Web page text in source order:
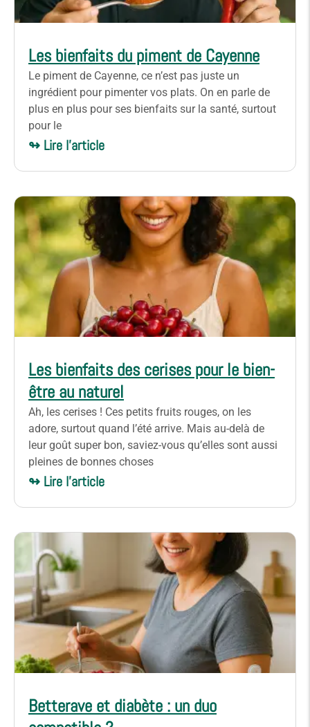
Les bienfaits du piment de Cayenne
Le piment de Cayenne, ce n’est pas juste un
ingrédient pour pimenter vos plats. On en parle de
plus en plus pour ses bienfaits sur la santé, surtout
pour le
↬ Lire l'article
Les bienfaits des cerises pour le bien-
être au naturel
Ah, les cerises ! Ces petits fruits rouges, on les
adore, surtout quand l’été arrive. Mais au-delà de
leur goût super bon, saviez-vous qu’elles sont aussi
pleines de bonnes choses
↬ Lire l'article
Betterave et diabète : un duo